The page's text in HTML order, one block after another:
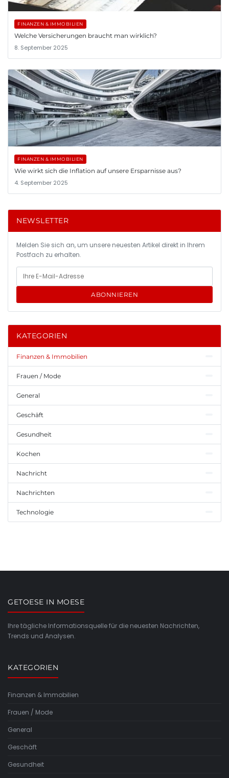
FINANZEN & IMMOBILIEN
Welche Versicherungen braucht man wirklich?
8. September 2025
FINANZEN & IMMOBILIEN
Wie wirkt sich die Inflation auf unsere Ersparnisse aus?
4. September 2025
NEWSLETTER
Melden Sie sich an, um unsere neuesten Artikel direkt in Ihrem
Postfach zu erhalten.
ABONNIEREN
KATEGORIEN
Finanzen & Immobilien
Frauen / Mode
General
Geschäft
Gesundheit
Kochen
Nachricht
Nachrichten
Technologie
GETOESE IN MOESE
Ihre tägliche Informationsquelle für die neuesten Nachrichten,
Trends und Analysen.
KATEGORIEN
Finanzen & Immobilien
Frauen / Mode
General
Geschäft
Gesundheit